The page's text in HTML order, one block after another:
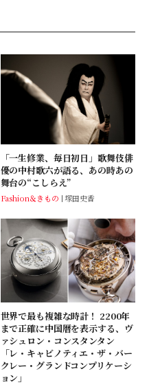
「一生修業、毎日初日」歌舞伎俳
優の中村歌六が語る、あの時あの
舞台の“こしらえ”
Fashion＆きもの 塚田史香
世界で最も複雑な時計！ 2200年
まで正確に中国暦を表示する、ヴ
ァシュロン・コンスタンタン
「レ・キャビノティエ・ザ・バー
クレー・グランドコンプリケーシ
ョン」